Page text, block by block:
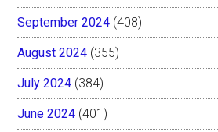
September 2024 (408)
August 2024 (355)
July 2024 (384)
June 2024 (401)